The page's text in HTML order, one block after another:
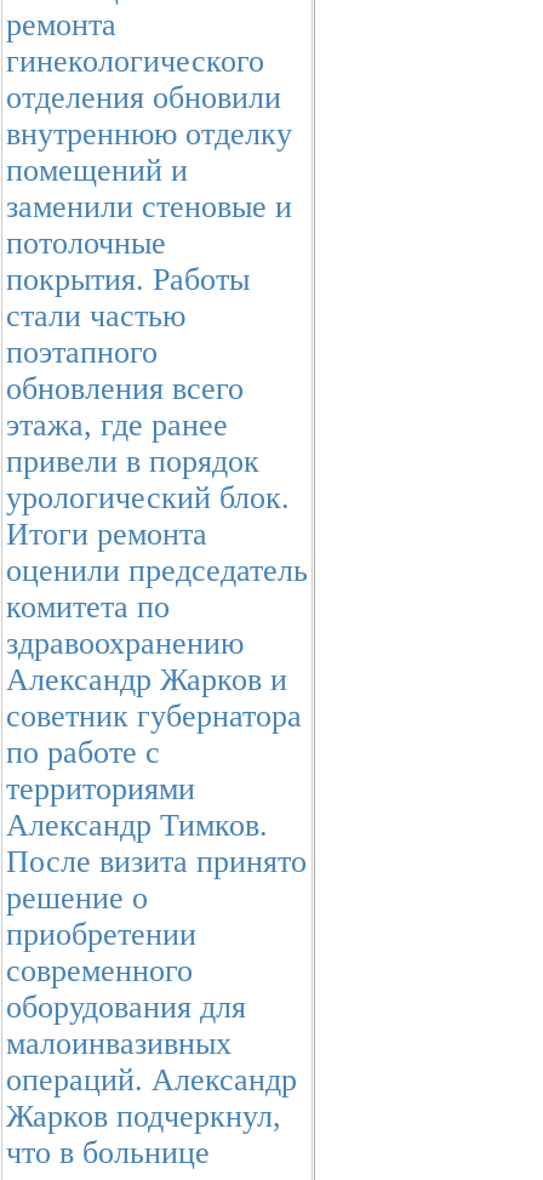
ремонта
гинекологического
отделения обновили
внутреннюю отделку
помещений и
заменили стеновые и
потолочные
покрытия. Работы
стали частью
поэтапного
обновления всего
этажа, где ранее
привели в порядок
урологический блок.
Итоги ремонта
оценили председатель
комитета по
здравоохранению
Александр Жарков и
советник губернатора
по работе с
территориями
Александр Тимков.
После визита принято
решение о
приобретении
современного
оборудования для
малоинвазивных
операций. Александр
Жарков подчеркнул,
что в больнице